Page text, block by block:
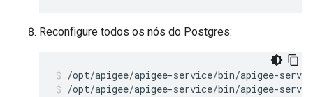
Reconfigure todos os nós do Postgres:
/opt/apigee/apigee-service/bin/apigee-
/opt/apigee/apigee-service/bin/apigee-